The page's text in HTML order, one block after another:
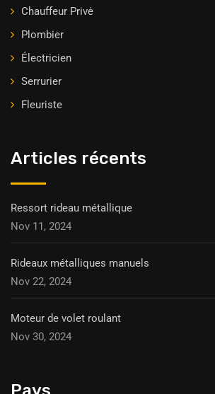
Chauffeur Privė
Plombier
Électricien
Serrurier
Fleuriste
Articles récents
Ressort rideau métallique
Nov 11, 2024
Rideaux métalliques manuels
Nov 22, 2024
Moteur de volet roulant
Nov 30, 2024